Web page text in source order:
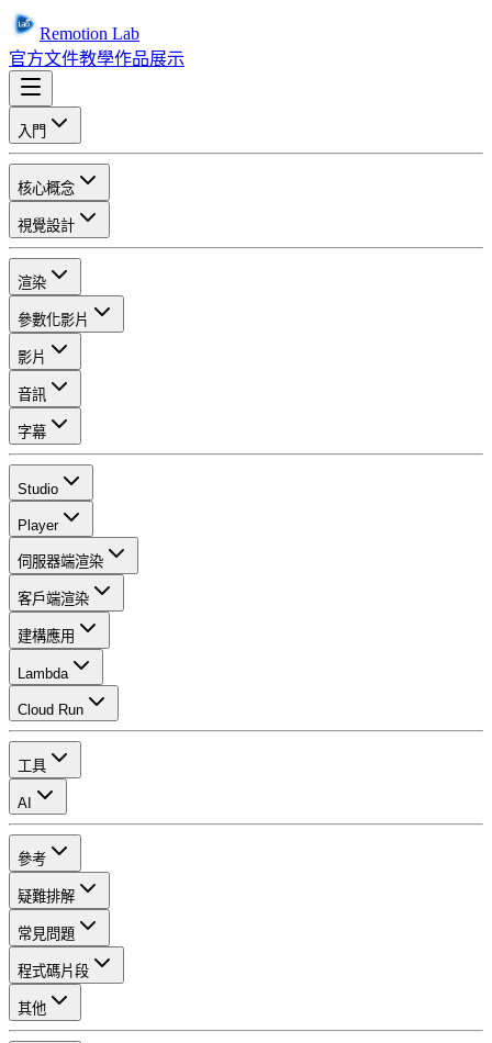
Remotion Lab
官方文件教學作品展示
入門
核心概念
視覺設計
渲染
參數化影片
影片
音訊
字幕
Studio
Player
伺服器端渲染
客戶端渲染
建構應用
Lambda
Cloud Run
工具
AI
參考
疑難排解
常見問題
程式碼片段
其他